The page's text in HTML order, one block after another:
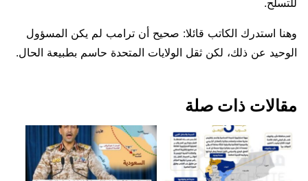
للتسلح.
وهنا استدرك الكاتب قائلا: صحيح أن ترامب لم يكن المسؤول
الوحيد عن ذلك، لكن ثقل الولايات المتحدة حاسم بطبيعة الحال.
مقالات ذات صلة